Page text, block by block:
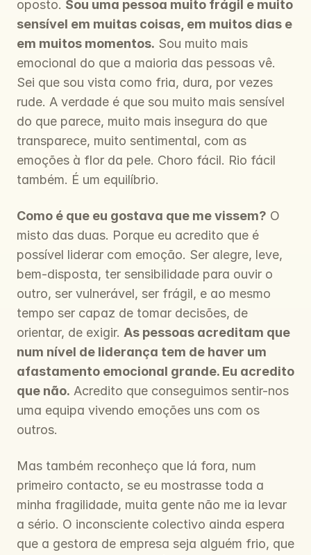
oposto. Sou uma pessoa muito frágil e muito
sensível em muitas coisas, em muitos dias e
em muitos momentos. Sou muito mais
emocional do que a maioria das pessoas vê.
Sei que sou vista como fria, dura, por vezes
rude. A verdade é que sou muito mais sensível
do que parece, muito mais insegura do que
transparece, muito sentimental, com as
emoções à flor da pele. Choro fácil. Rio fácil
também. É um equilíbrio.
Como é que eu gostava que me vissem? O
misto das duas. Porque eu acredito que é
possível liderar com emoção. Ser alegre, leve,
bem-disposta, ter sensibilidade para ouvir o
outro, ser vulnerável, ser frágil, e ao mesmo
tempo ser capaz de tomar decisões, de
orientar, de exigir. As pessoas acreditam que
num nível de liderança tem de haver um
afastamento emocional grande. Eu acredito
que não. Acredito que conseguimos sentir-nos
uma equipa vivendo emoções uns com os
outros.
Mas também reconheço que lá fora, num
primeiro contacto, se eu mostrasse toda a
minha fragilidade, muita gente não me ia levar
a sério. O inconsciente colectivo ainda espera
que a gestora de empresa seja alguém frio, que